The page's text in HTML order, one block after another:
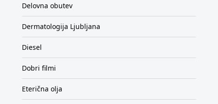
Delovna obutev
Dermatologija Ljubljana
Diesel
Dobri filmi
Eterična olja